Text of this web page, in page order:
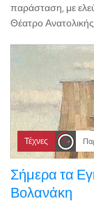
παράσταση, με
Θέατρο
Τέχνες
Σήμερα τα
Βολανάκη